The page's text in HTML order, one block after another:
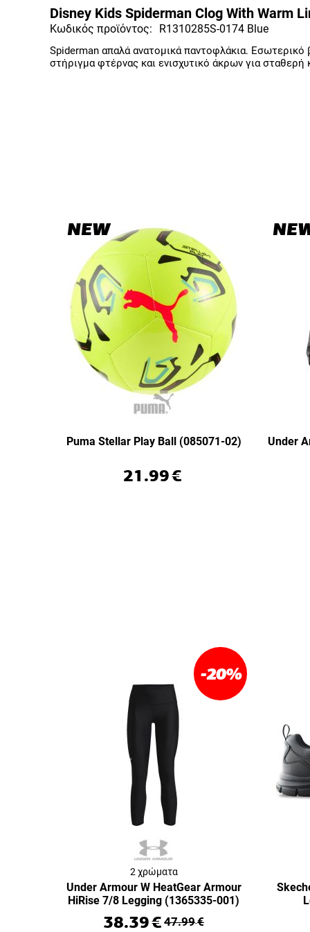
Disney Kids Spiderman Clog With Warm
Κωδικός προϊόντος: R1310285S-0174 Blue
Spiderman απαλά ανατομικά παντοφλάκια.
στήριγμα φτέρνας και ενισχυτικό άκρων για σταθερή
NEW
Puma Stellar Play Ball (085071-02)
21.99€
Under
-20%
2 χρώματα
Under Armour W HeatGear Armour
HiRise 7/8 Legging (1365335-001)
38.39€ 47.99€